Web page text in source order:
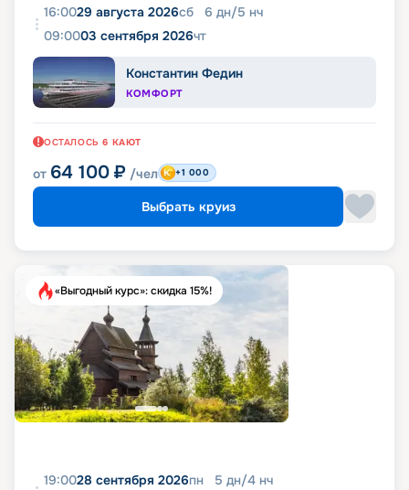
16:0029 августа 2026сб 6 дн/5 нч
09:0003 сентября 2026чт
Константин Федин
КОМФОРТ
ОСТАЛОСЬ 6 КАЮТ
от 64 100 ₽ /чел +1 000
Выбрать круиз
«Выгодный курс»: скидка 15%!
19:0028 сентября 2026пн 5 дн/4 нч